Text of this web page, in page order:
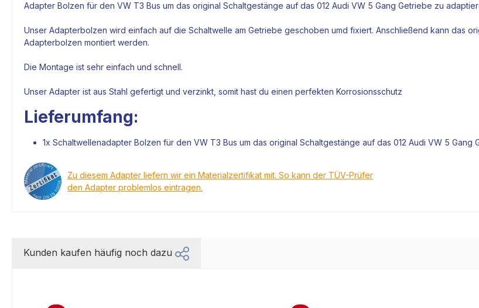
Adapter Bolzen für den VW T3 Bus um das original Schaltgestänge auf das 012 Audi VW 5 Gang Getriebe zu
Unser Adapterbolzen wird einfach auf die Schaltwelle am Getriebe geschoben umd fixiert. Anschließend kann das
Adapterbolzen montiert werden.
Die Montage ist sehr einfach und schnell.
Unser Adapter ist aus Stahl gefertigt und verzinkt, somit hast du einen perfekten Korrosionsschutz
Lieferumfang:
1x Schaltwellenadapter Bolzen für den VW T3 Bus um das original Schaltgestänge auf das 012 Audi VW 5 Gang
Zu diesem Adapter liefern wir ein Materialzertifikat mit. So kann der TÜV-Prüfer
den Adapter problemlos eintragen.
Kunden kaufen häufig noch dazu